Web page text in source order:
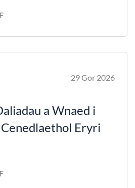
29 Gor 2026
a Wnaed i
Eryri